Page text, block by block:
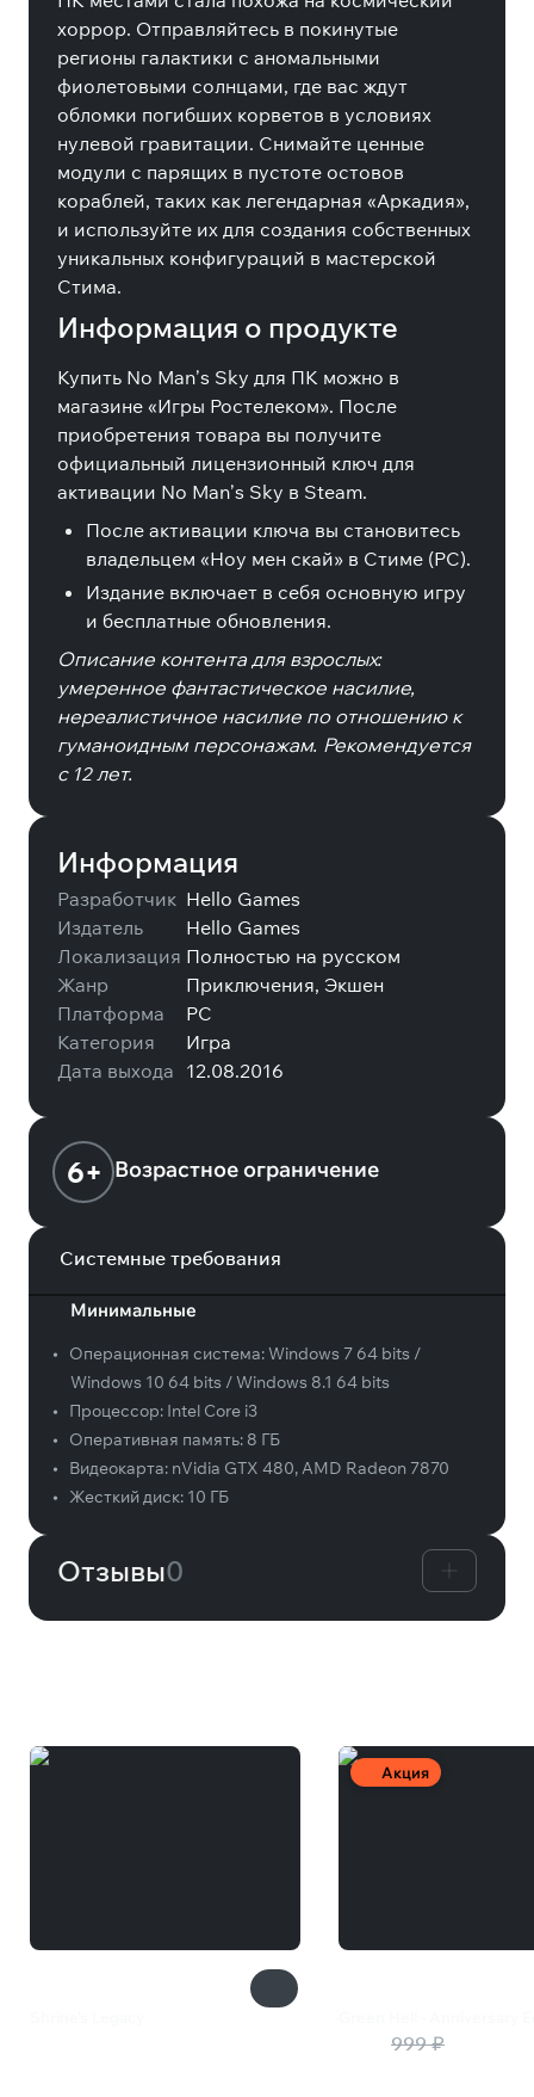
хоррор. Отправляйтесь в покинутые
регионы галактики с аномальными
фиолетовыми солнцами, где вас ждут
обломки погибших корветов в условиях
нулевой гравитации. Снимайте ценные
модули с парящих в пустоте остовов
кораблей, таких как легендарная «Аркадия»,
и используйте их для создания собственных
уникальных конфигураций в мастерской
Стима.
Информация о продукте
Купить No Man’s Sky для ПК можно в
магазине «Игры Ростелеком». После
приобретения товара вы получите
официальный лицензионный ключ для
активации No Man’s Sky в Steam.
После активации ключа вы становитесь
владельцем «Ноу мен скай» в Стиме (PC).
Издание включает в себя основную игру
и бесплатные обновления.
Описание контента для взрослых:
умеренное фантастическое насилие,
нереалистичное насилие по отношению к
гуманоидным персонажам. Рекомендуется
с 12 лет.
Информация
Разработчик Hello Games
Издатель
Hello Games
Локализация Полностью на русском
Жанр
Приключения, Экшен
Платформа
PC
Категория
Игра
Дата выхода 12.08.2016
6+ Возрастное ограничение
Системные требования
Минимальные
• Операционная система:Windows 7 64 bits /
Windows 10 64 bits / Windows 8.1 64 bits
•
Процессор: Intel Core i3
•
Оперативная память: 8 ГБ
•
Видеокарта: nVidia GTX 480, AMD Radeon 7870
•
Жесткий диск: 10 ГБ
Отзывы0
Акция
999 ₽